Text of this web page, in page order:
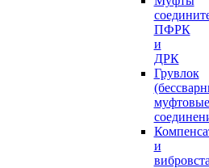
ПФРК
и
ДРК
Грувлок
муфтовые
и